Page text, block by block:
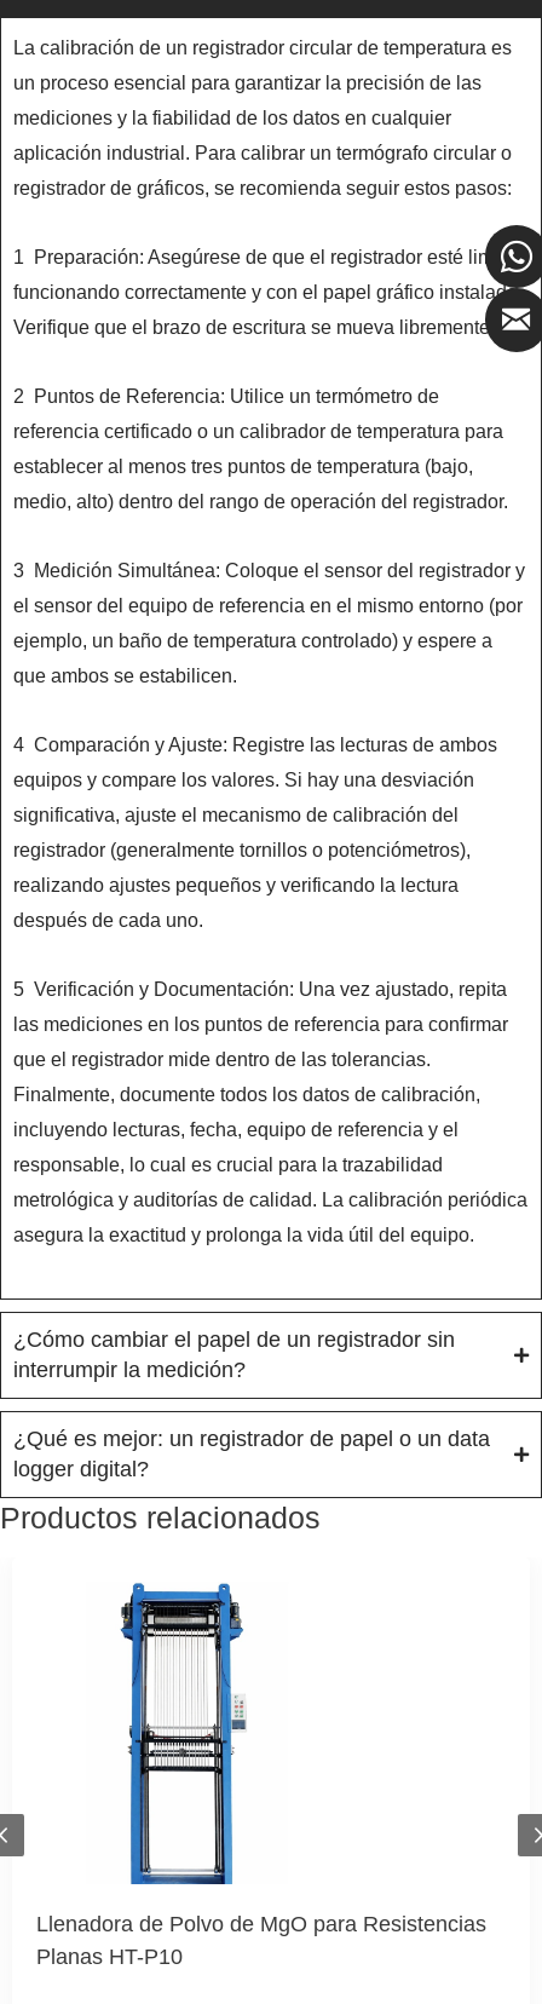
La calibración de un registrador circular de temperatura es
un proceso esencial para garantizar la precisión de las
mediciones y la fiabilidad de los datos en cualquier
aplicación industrial. Para calibrar un termógrafo circular o
registrador de gráficos, se recomienda seguir estos pasos:
1 Preparación: Asegúrese de que el registrador esté limpio,
funcionando correctamente y con el papel gráfico instalado.
Verifique que el brazo de escritura se mueva libremente.
2 Puntos de Referencia: Utilice un termómetro de
referencia certificado o un calibrador de temperatura para
establecer al menos tres puntos de temperatura (bajo,
medio, alto) dentro del rango de operación del registrador.
3 Medición Simultánea: Coloque el sensor del registrador y
el sensor del equipo de referencia en el mismo entorno (por
ejemplo, un baño de temperatura controlado) y espere a
que ambos se estabilicen.
4 Comparación y Ajuste: Registre las lecturas de ambos
equipos y compare los valores. Si hay una desviación
significativa, ajuste el mecanismo de calibración del
registrador (generalmente tornillos o potenciómetros),
realizando ajustes pequeños y verificando la lectura
después de cada uno.
5 Verificación y Documentación: Una vez ajustado, repita
las mediciones en los puntos de referencia para confirmar
que el registrador mide dentro de las tolerancias.
Finalmente, documente todos los datos de calibración,
incluyendo lecturas, fecha, equipo de referencia y el
responsable, lo cual es crucial para la trazabilidad
metrológica y auditorías de calidad. La calibración periódica
asegura la exactitud y prolonga la vida útil del equipo.
¿Cómo cambiar el papel de un registrador sin
interrumpir la medición?
¿Qué es mejor: un registrador de papel o un data
logger digital?
Productos relacionados
Llenadora de Polvo de MgO para Resistencias
Planas HT-P10
Previous